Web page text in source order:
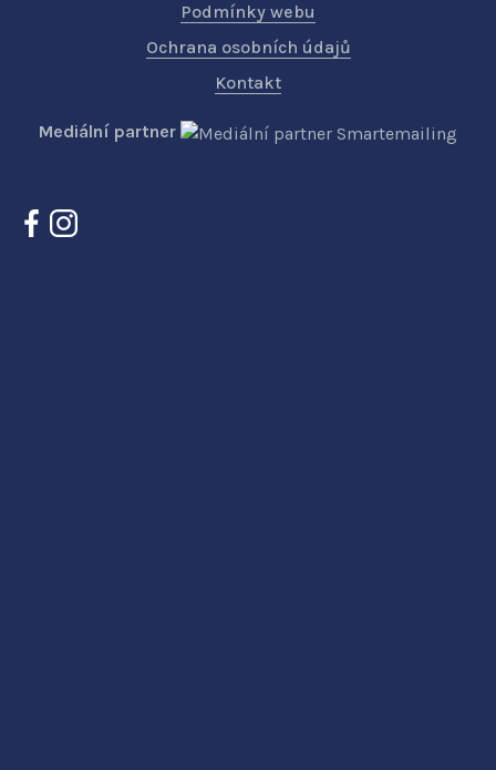
Podmínky webu
Ochrana osobních údajů
Kontakt
Mediální partner